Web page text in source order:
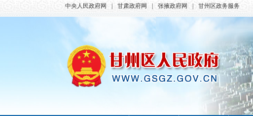
中央人民政府网 甘肃政府网 张掖政府网 甘州区政务服务